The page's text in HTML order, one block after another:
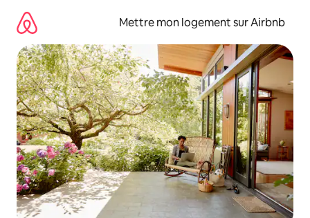
directement
contenu
Mettre mon logement sur Airbnb